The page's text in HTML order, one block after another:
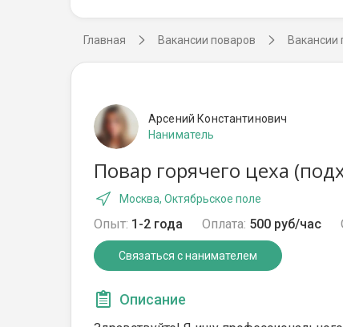
Главная Вакансии поваров Вакансии
Арсений Константинович
Наниматель
Повар горячего цеха
Москва, Октябрьское поле
Опыт: 1-2 года Оплата: 500 руб/час
Связаться с нанимателем
Описание